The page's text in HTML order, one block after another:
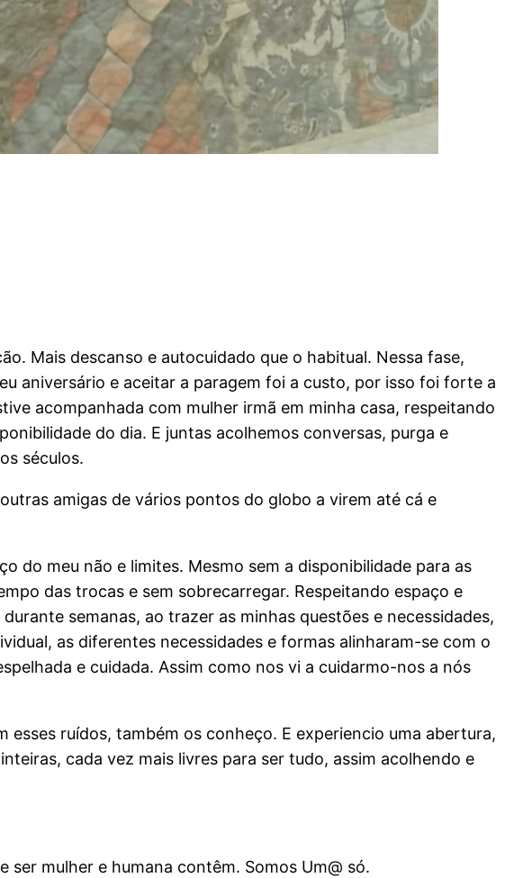
Mais descanso e autocuidado que o habitual. Nessa fase,
aniversário e aceitar a paragem foi a custo, por isso foi forte a
acompanhada com mulher irmã em minha casa, respeitando
do dia. E juntas acolhemos conversas, purga e
séculos.
amigas de vários pontos do globo a virem até cá e
do meu não e limites. Mesmo sem a disponibilidade para as
das trocas e sem sobrecarregar. Respeitando espaço e
semanas, ao trazer as minhas questões e necessidades,
as diferentes necessidades e formas alinharam-se com o
e cuidada. Assim como nos vi a cuidarmo-nos a nós
ruídos, também os conheço. E experiencio uma abertura,
cada vez mais livres para ser tudo, assim acolhendo e
mulher e humana contêm. Somos Um@ só.